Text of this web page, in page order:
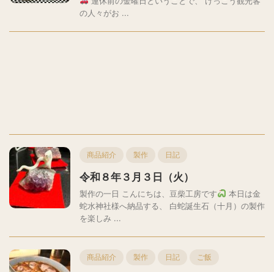
の人々がお ...
商品紹介 製作 日記
令和８年３月３日（火）
製作の一日 こんにちは、豆柴工房です
本日は金
蛇水神社様へ納品する、 白蛇誕生石（十月）の製作
を楽しみ ...
商品紹介 製作 日記 ご飯